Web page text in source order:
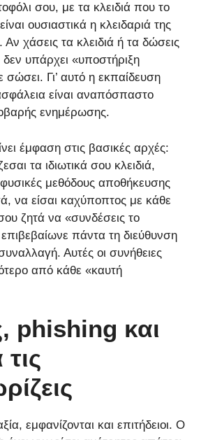
σου, με τα κλειδιά που το
ουσιαστικά η κλειδαριά της
χάσεις τα κλειδιά ή τα δώσεις
υπάρχει «υποστήριξη
Γι’ αυτό η εκπαίδευση
είναι αναπόσπαστο
ενημέρωσης.
έμφαση στις βασικές αρχές:
τα ιδιωτικά σου κλειδιά,
μεθόδους αποθήκευσης
να είσαι καχύποπτος με κάθε
ζητά να «συνδέσεις το
πάντα τη διεύθυνση
Αυτές οι συνήθειες
από κάθε «καυτή
phishing και
εμφανίζονται και επιτήδειοι. Ο